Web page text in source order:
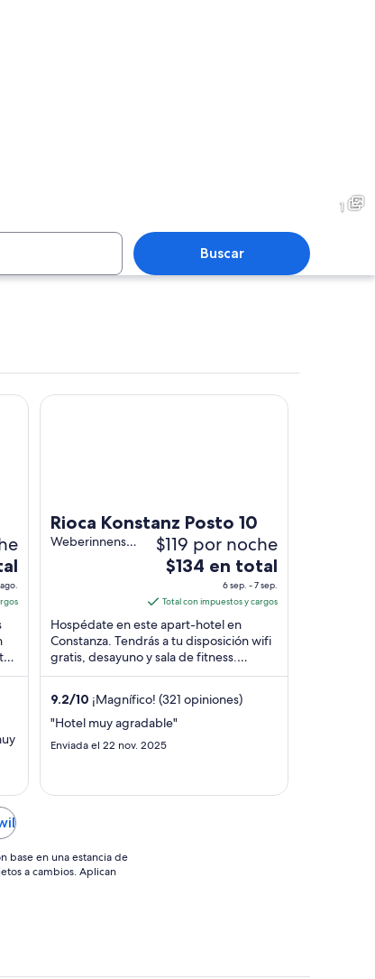
1
Buscar
Rioca Konstanz Posto 10
Weberinnenstraße $119 por noche
El
es
de
$134
en
total
por
noche
6
al
$134 en total
6 sep. - 7 sep.
Total con impuestos y cargos
Hospédate en este apart-hotel en
Constanza. Tendrás a tu disposición wifi
gratis, desayuno y sala de fitness.
Estarás muy cerca de atracciones como
9.2/10 ¡Magnífico! (321 opiniones)
"Hotel muy agradable"
Enviada el 22 nov. 2025
Rioca Konstanz Posto 10
base en una estancia de
a cambios. Aplican